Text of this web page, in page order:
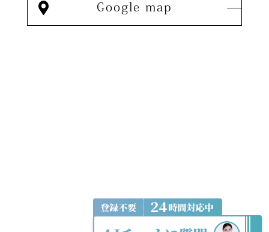
Google map